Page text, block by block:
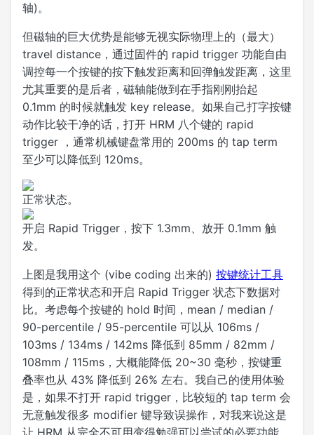
轴)。
但磁轴的巨大优势是能够无视实际物理上的（最大）
travel distance，通过固件的 rapid trigger 功能自由
调控每一个按键的按下触发距离和回弹触发距离，这里
尤其重要的是后者，磁轴能做到在手指刚刚抬起
0.1mm 的时候就触发 key release。如果自己打字按键
动作比较干净的话，打开 HRM 八个键的 rapid
trigger ，通常机械键盘常用的 200ms 的 tap term
至少可以降低到 120ms。
正常状态。
开启 Rapid Trigger，按下 1.3mm、放开 0.1mm 触
发。
上图是我用这个 (vibe coding 出来的) 按键统计工具
得到的正常状态和开启 Rapid Trigger 状态下数据对
比。考虑每个按键的 hold 时间，mean / median /
90-percentile / 95-percentile 可以从 106ms /
103ms / 134ms / 142ms 降低到 85mm / 82mm /
108mm / 115ms，大概能降低 20~30 毫秒，按键重
叠率也从 43% 降低到 26% 左右。我自己的使用体验
是，如果不打开 rapid trigger，比较短的 tap term 会
无意触发很多 modifier 键导致误操作，对我来说这是